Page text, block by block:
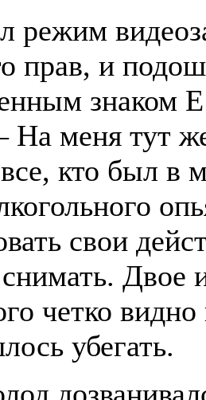
режим
прав, и
знаком
На меня тут
кто был в
свои
Двое
четко видно
убегать.